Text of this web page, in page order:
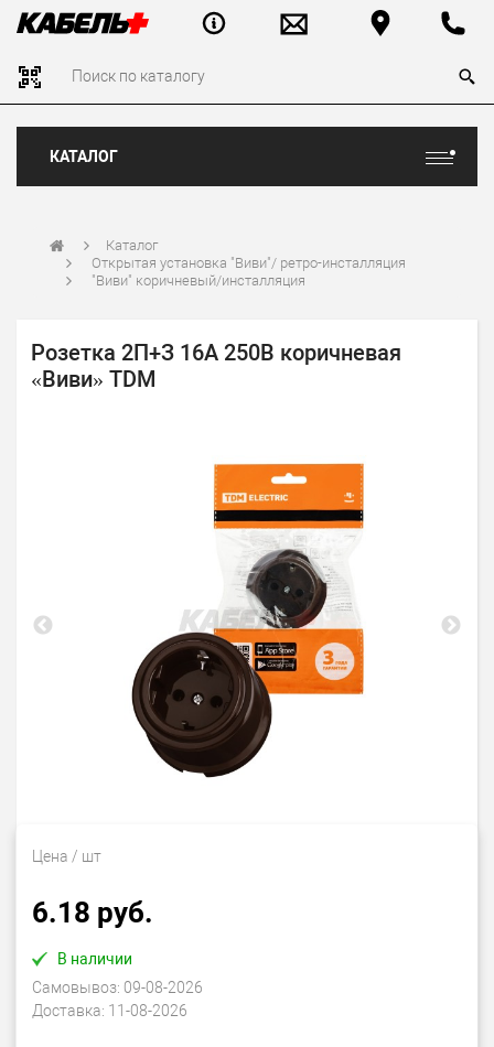
КАТАЛОГ
Каталог
Открытая установка "Виви"/ ретро-инсталляция
"Виви" коричневый/инсталляция
Розетка 2П+З 16А 250В коричневая
«Виви» TDM
Цена / шт
6.18 руб.
В наличии
Самовывоз: 09-08-2026
Доставка: 11-08-2026